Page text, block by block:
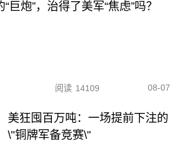
巨炮”，治得了美军“焦虑”吗？
阅读 14109 08-07
美狂囤百万吨：一场提前下注的
\"铜牌军备竞赛\"